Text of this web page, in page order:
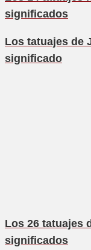
significados
Los tatuajes de
significado
Los 26 tatuajes
significados